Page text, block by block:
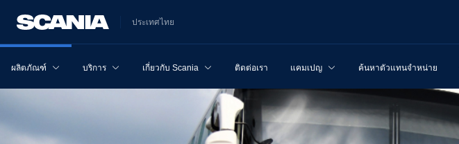
ประเทศไทย
ผลิตภัณฑ์ บริการ เกี่ยวกับ Scania ติดต่อเรา แคมเปญ ค้นหาตัวแทนจำหน่าย